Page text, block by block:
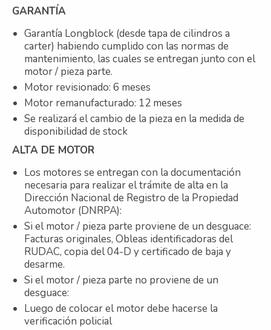
GARANTÍA
Garantía Longblock (desde tapa de cilindros a
carter) habiendo cumplido con las normas de
mantenimiento, las cuales se entregan junto con el
motor / pieza parte.
Motor revisionado: 6 meses
Motor remanufacturado: 12 meses
Se realizará el cambio de la pieza en la medida de
disponibilidad de stock
ALTA DE MOTOR
Los motores se entregan con la documentación
necesaria para realizar el trámite de alta en la
Dirección Nacional de Registro de la Propiedad
Automotor (DNRPA):
Si el motor / pieza parte proviene de un desguace:
Facturas originales, Obleas identificadoras del
RUDAC, copia del 04-D y certificado de baja y
desarme.
Si el motor / pieza parte no proviene de un
desguace:
Luego de colocar el motor debe hacerse la
verificación policial